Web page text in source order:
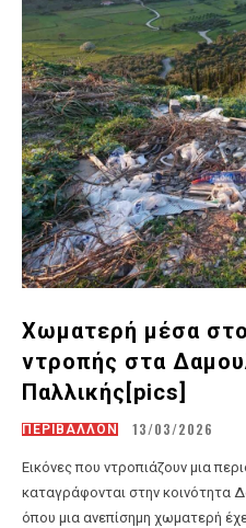
Χωματερή μέσα
ντροπής στα
Παλλικής[pics]
ΠΕΡΙΒΑΛΛΟΝ 13/03/2026
Εικόνες που ντροπιάζουν μια
καταγράφονται στην κοινότητα
όπου μια ανεπίσημη χωματερή